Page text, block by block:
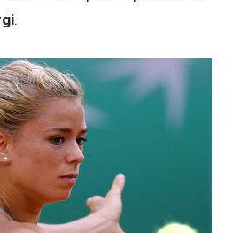
.